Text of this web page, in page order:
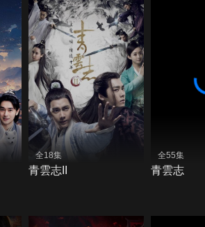
全18集
青雲志II
全55集
青雲志